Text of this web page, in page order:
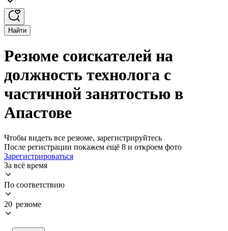
Найти
Резюме соискателей на
должность технолога с
частичной занятостью в
Апастове
Чтобы видеть все резюме, зарегистрируйтесь
После регистрации покажем ещё 8 и откроем фото
Зарегистрироваться
За всё время
По соответствию
20 резюме